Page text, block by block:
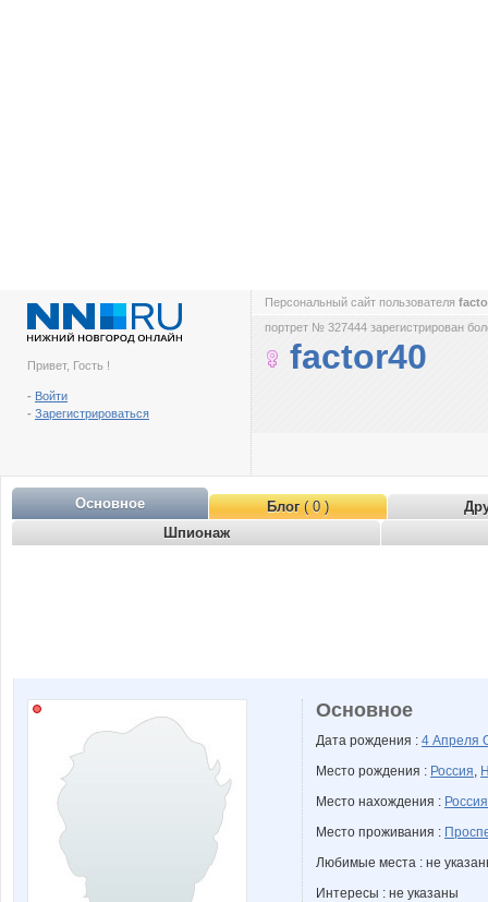
Привет, Гость !
- Войти
- Зарегистрироваться
Персональный сайт пользователя
портрет № 327444 зарегистрирован
factor40
Основное Блог( 0 )
Шпионаж
Основное
Дата рождения : 4 Апреля
Место рождения : Россия,
Место нахождения : Россия
Место проживания :
Любимые места : не
Интересы : не указаны